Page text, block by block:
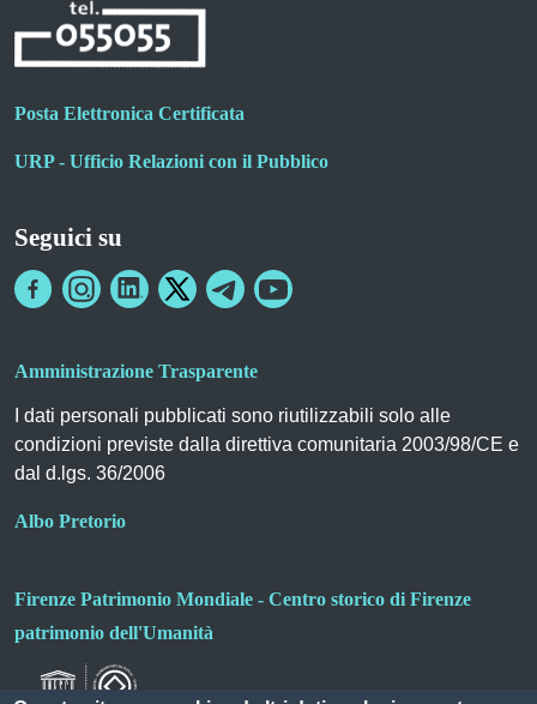
Posta Elettronica Certificata
URP - Ufficio Relazioni con il Pubblico
Seguici su
Amministrazione Trasparente
I dati personali pubblicati sono riutilizzabili solo alle
condizioni previste dalla direttiva comunitaria 2003/98/CE e
dal d.lgs. 36/2006
Albo Pretorio
Firenze Patrimonio Mondiale - Centro storico di Firenze
patrimonio dell'Umanità